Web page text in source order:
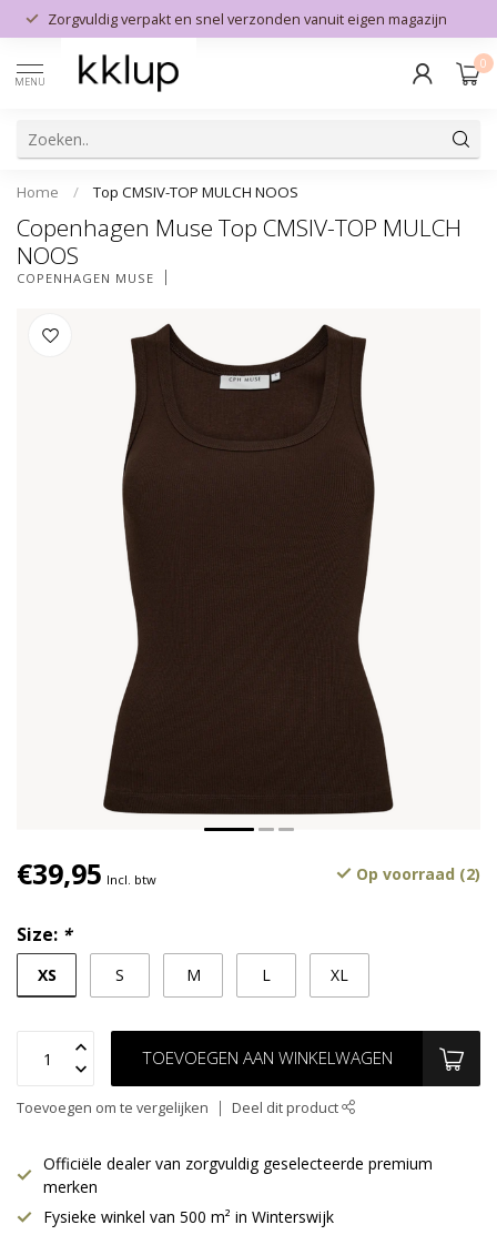
Zorgvuldig verpakt en snel verzonden vanuit eigen magazijn
MENU
0
Home / Top CMSIV-TOP MULCH NOOS
Copenhagen Muse Top CMSIV-TOP MULCH
NOOS
COPENHAGEN MUSE
€39,95 Incl. btw Op voorraad (2)
Size: *
XS S M L XL
TOEVOEGEN AAN WINKELWAGEN
Toevoegen om te vergelijken Deel dit product
Officiële dealer van zorgvuldig geselecteerde premium
merken
Fysieke winkel van 500 m² in Winterswijk